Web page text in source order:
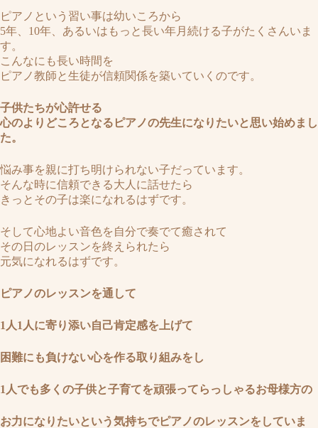
ピアノという習い事は幼いころから
5年、10年、あるいはもっと長い年月続ける子がたくさんいま
す。
こんなにも長い時間を
ピアノ教師と生徒が信頼関係を築いていくのです。
子供たちが心許せる
心のよりどころとなるピアノの先生になりたいと思い始めまし
た。
悩み事を親に打ち明けられない子だっています。
そんな時に信頼できる大人に話せたら
きっとその子は楽になれるはずです。
そして心地よい音色を自分で奏でて癒されて
その日のレッスンを終えられたら
元気になれるはずです。
ピアノのレッスンを通して
1人1人に寄り添い自己肯定感を上げて
困難にも負けない心を作る取り組みをし
1人でも多くの子供と子育てを頑張ってらっしゃるお母様方の
お力になりたいという気持ちでピアノのレッスンをしていま